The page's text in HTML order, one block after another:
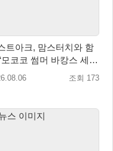
트아크, 맘스터치와 함
모코코 썸머 바캉스 세
시
조회 173